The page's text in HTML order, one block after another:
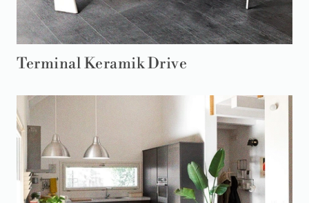
Terminal Keramik Drive